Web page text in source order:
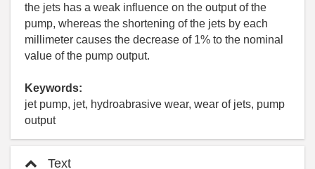
the jets has a weak influence on the output of the
pump, whereas the shortening of the jets by each
millimeter causes the decrease of 1% to the nominal
value of the pump output.
Keywords:
jet pump, jet, hydroabrasive wear, wear of jets, pump
output
Text